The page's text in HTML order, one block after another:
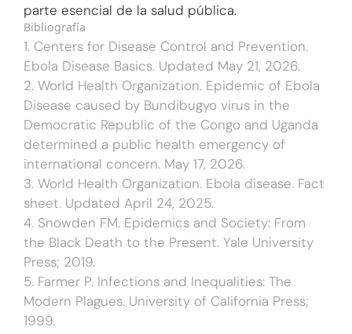
parte esencial de la salud pública.
Bibliografía
1. Centers for Disease Control and Prevention.
Ebola Disease Basics. Updated May 21, 2026.
2. World Health Organization. Epidemic of Ebola
Disease caused by Bundibugyo virus in the
Democratic Republic of the Congo and Uganda
determined a public health emergency of
international concern. May 17, 2026.
3. World Health Organization. Ebola disease. Fact
sheet. Updated April 24, 2025.
4. Snowden FM. Epidemics and Society: From
the Black Death to the Present. Yale University
Press; 2019.
5. Farmer P. Infections and Inequalities: The
Modern Plagues. University of California Press;
1999.